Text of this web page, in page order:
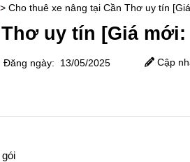
> Cho thuê xe nâng tại Cần Thơ uy tín
uy tín [Giá mới:
Đăng ngày: 13/05/2025 Cập